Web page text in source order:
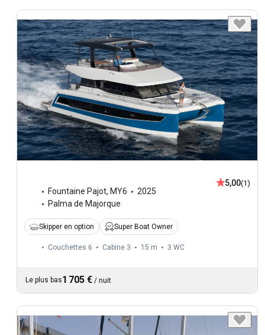
Fountaine Pajot, MY6
2025
Palma de Majorque
5,00(1)
Skipper en option Super Boat Owner
Couchettes 6 Cabine 3 15 m 3 WC
Le plus bas1 705 € / nuit